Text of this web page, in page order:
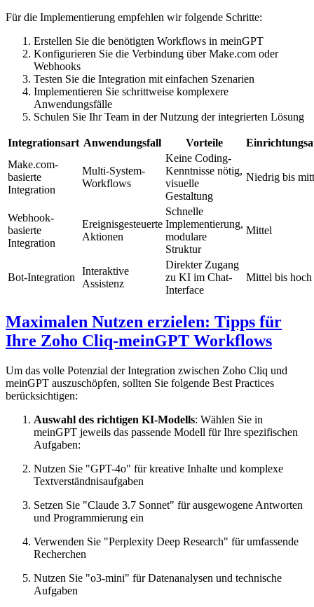
Für die Implementierung empfehlen wir folgende Schritte:
Erstellen Sie die benötigten Workflows in meinGPT
Konfigurieren Sie die Verbindung über Make.com oder
Webhooks
Testen Sie die Integration mit einfachen Szenarien
Implementieren Sie schrittweise komplexere
Anwendungsfälle
Schulen Sie Ihr Team in der Nutzung der integrierten Lösung
Integrationsart Anwendungsfall Vorteile
Make.com-
basierte
Integration
Multi-System-
Workflows
Keine Coding-
Kenntnisse nötig,
visuelle
Gestaltung
Niedrig bis
Webhook-
basierte
Integration
Ereignisgesteuerte
Aktionen
Schnelle
Implementierung,
modulare
Struktur
Mittel
Bot-Integration
Interaktive
Assistenz
Direkter Zugang
zu KI im Chat-
Interface
Mittel bis hoch
Maximalen Nutzen erzielen: Tipps für
Ihre Zoho Cliq-meinGPT Workflows
Um das volle Potenzial der Integration zwischen Zoho Cliq und
meinGPT auszuschöpfen, sollten Sie folgende Best Practices
berücksichtigen:
Auswahl des richtigen KI-Modells: Wählen Sie in
meinGPT jeweils das passende Modell für Ihre spezifischen
Aufgaben:
Nutzen Sie "GPT-4o" für kreative Inhalte und komplexe
Textverständnisaufgaben
Setzen Sie "Claude 3.7 Sonnet" für ausgewogene Antworten
und Programmierung ein
Verwenden Sie "Perplexity Deep Research" für umfassende
Recherchen
Nutzen Sie "o3-mini" für Datenanalysen und technische
Aufgaben